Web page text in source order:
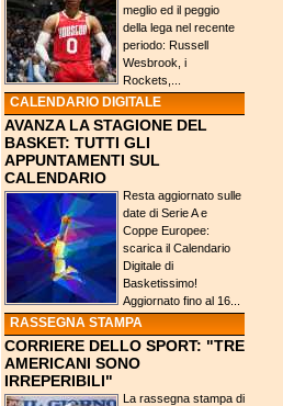
meglio ed il peggio
della lega nel recente
periodo: Russell
Wesbrook, i
Rockets,...
CALENDARIO DIGITALE
AVANZA LA STAGIONE DEL
BASKET: TUTTI GLI
APPUNTAMENTI SUL
CALENDARIO
Resta aggiornato sulle
date di Serie A e
Coppe Europee:
scarica il Calendario
Digitale di
Basketissimo!
Aggiornato fino al 16...
RASSEGNA STAMPA
CORRIERE DELLO SPORT: "TRE
AMERICANI SONO
IRREPERIBILI"
La rassegna stampa di